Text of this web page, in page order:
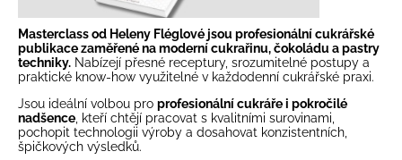
Masterclass od Heleny Fléglové jsou profesionální cukrářské
publikace zaměřené na moderní cukrařinu, čokoládu a pastry
techniky. Nabízejí přesné receptury, srozumitelné postupy a
praktické know-how využitelné v každodenní cukrářské praxi.
Jsou ideální volbou pro profesionální cukráře i pokročilé
nadšence , kteří chtějí pracovat s kvalitními surovinami,
pochopit technologii výroby a dosahovat konzistentních,
špičkových výsledků.